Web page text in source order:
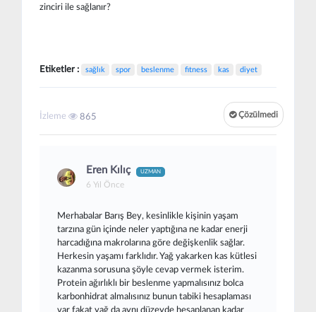
zinciri ile sağlanır?
Etiketler : sağlık spor beslenme fitness kas diyet
Çözülmedi
İzleme 865
Eren Kılıç UZMAN
6 Yıl Önce
Merhabalar Barış Bey, kesinlikle kişinin yaşam
tarzına gün içinde neler yaptığına ne kadar enerji
harcadığına makrolarına göre değişkenlik sağlar.
Herkesin yaşamı farklıdır. Yağ yakarken kas kütlesi
kazanma sorusuna şöyle cevap vermek isterim.
Protein ağırlıklı bir beslenme yapmalısınız bolca
karbonhidrat almalısınız bunun tabiki hesaplaması
var fakat yağ da aynı düzeyde hesaplanan kadar